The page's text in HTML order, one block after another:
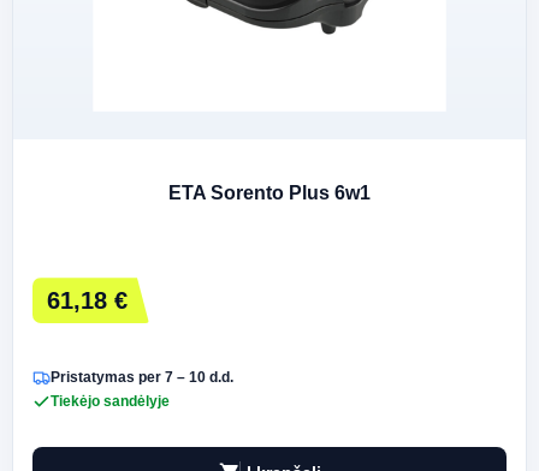
ETA Sorento Plus 6w1
61,18 €
Pristatymas per 7 – 10 d.d.
Tiekėjo sandėlyje